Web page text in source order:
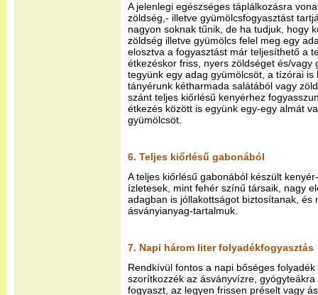
A jelenlegi egészséges táplálkozásra
zöldség,- illetve gyümölcsfogyasztást
nagyon soknak tűnik, de ha tudjuk, hogy
zöldség illetve gyümölcs felel meg egy
elosztva a fogyasztást már teljesíthető a
étkezéskor friss, nyers zöldséget és/vagy
tegyünk egy adag gyümölcsöt, a tízórai
tányérunk kétharmada salátából vagy
szánt teljes kiőrlésű kenyérhez
étkezés között is együnk egy-egy almát
gyümölcsöt.
6. Teljes kiőrlésű gabonából
A teljes kiőrlésű gabonából készült
ízletesek, mint fehér színű társaik, nagy
adagban is jóllakottságot biztosítanak, és
ásványianyag-tartalmuk.
7. Napi három liter folyadékfogyasztás
Rendkívül fontos a napi bőséges
szorítkozzék az ásványvízre,
fogyaszt, az legyen frissen préselt vagy